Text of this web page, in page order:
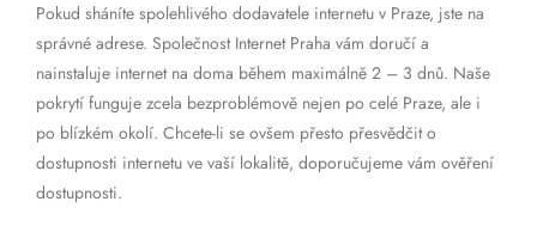
Pokud sháníte spolehlivého dodavatele internetu v Praze, jste na
správné adrese. Společnost Internet Praha vám doručí a
nainstaluje internet na doma během maximálně 2 – 3 dnů. Naše
pokrytí funguje zcela bezproblémově nejen po celé Praze, ale i
po blízkém okolí. Chcete-li se ovšem přesto přesvědčit o
dostupnosti internetu ve vaší lokalitě, doporučujeme vám ověření
dostupnosti.